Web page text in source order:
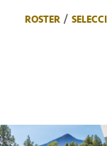
ROSTER